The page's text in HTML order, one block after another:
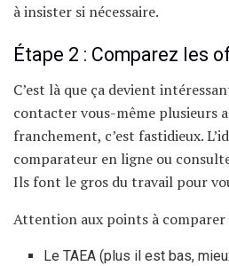
à insister si nécessaire.
Étape 2 : Comparez les
C’est là que ça devient
contacter vous-même plusieurs
franchement, c’est fastidieux.
comparateur en ligne ou
Ils font le gros du travail pour
Attention aux points à comparer
Le TAEA (plus il est bas,